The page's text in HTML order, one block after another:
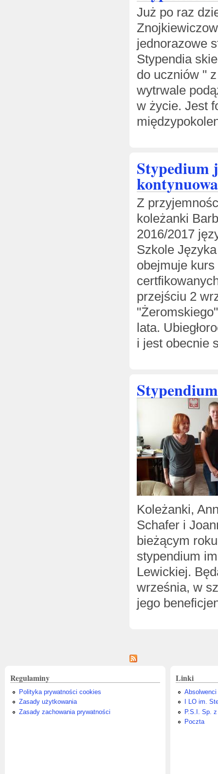
Już po raz
jednorazowe
Stypendia
do uczniów "
wytrwale
w życie. Jest
Stypedium
Z
koleżanki
2016/2017
Szkole
obejmuje
przejściu 2
lata.
i jest obecnie
Koleżanki,
Schafer i
bieżącym
stypendium
Lewickiej.
września, w
jego
Regulaminy
Polityka prywatności cookies
Zasady użytkowania
Zasady zachowania prywatności
Linki
Absolwenci
I LO im.
P.S.I. Sp.
Poczta